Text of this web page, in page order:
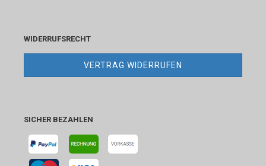
WIDERRUFSRECHT
VERTRAG WIDERRUFEN
SICHER BEZAHLEN